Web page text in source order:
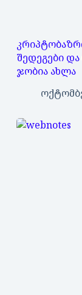
შედეგები
ჯობია ახლა